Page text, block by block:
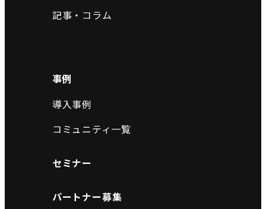
記事・コラム
事例
導入事例
コミュニティ一覧
セミナー
パートナー募集